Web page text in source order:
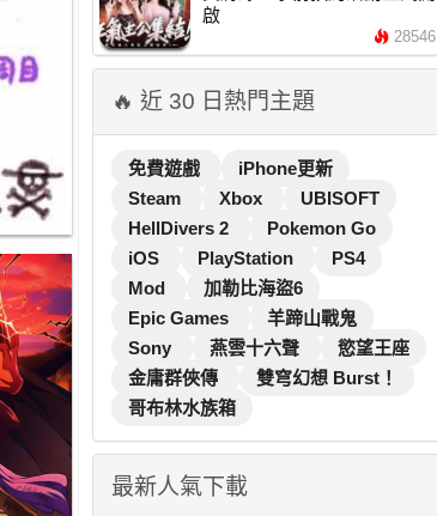
啟
28546
🔥 近 30 日熱門主題
免費遊戲
iPhone更新
Steam
Xbox
UBISOFT
HellDivers 2
Pokemon Go
iOS
PlayStation
PS4
Mod
加勒比海盜6
Epic Games
羊蹄山戰鬼
Sony
燕雲十六聲
慾望王座
金庸群俠傳
雙穹幻想 Burst！
哥布林水族箱
最新人氣下載